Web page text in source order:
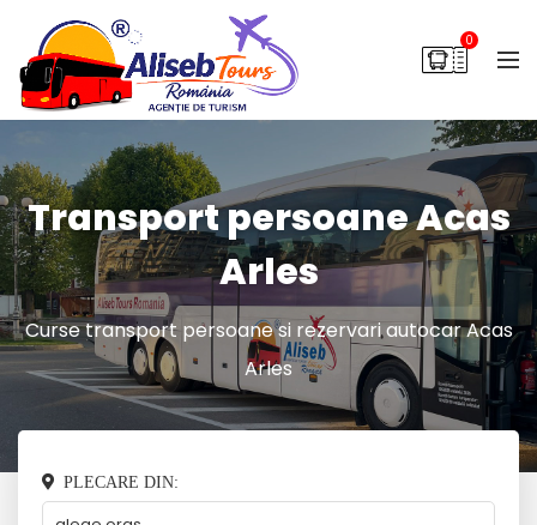
0
Transport persoane Acas
Arles
Curse transport persoane si rezervari autocar Acas
Arles
PLECARE DIN: